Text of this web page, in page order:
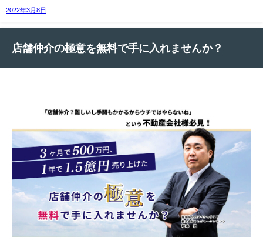
2022年3月8日
店舗仲介の極意を無料で手に入れませんか？